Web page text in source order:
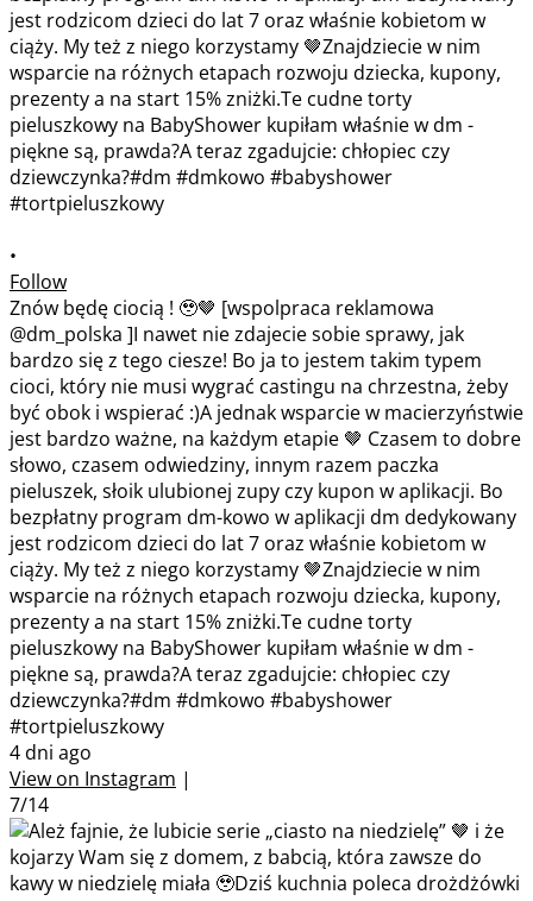
•
Follow
Znów będę ciocią ! 🥹🤎 [wspolpraca reklamowa
@dm_polska ]I nawet nie zdajecie sobie sprawy, jak
bardzo się z tego ciesze! Bo ja to jestem takim typem
cioci, który nie musi wygrać castingu na chrzestna, żeby
być obok i wspierać :)A jednak wsparcie w macierzyństwie
jest bardzo ważne, na każdym etapie 🤎 Czasem to dobre
słowo, czasem odwiedziny, innym razem paczka
pieluszek, słoik ulubionej zupy czy kupon w aplikacji. Bo
bezpłatny program dm-kowo w aplikacji dm dedykowany
jest rodzicom dzieci do lat 7 oraz właśnie kobietom w
ciąży. My też z niego korzystamy 🤎Znajdziecie w nim
wsparcie na różnych etapach rozwoju dziecka, kupony,
prezenty a na start 15% zniżki.Te cudne torty
pieluszkowy na BabyShower kupiłam właśnie w dm -
piękne są, prawda?A teraz zgadujcie: chłopiec czy
dziewczynka?#dm #dmkowo #babyshower
#tortpieluszkowy
4 dni ago
View on Instagram |
7/14